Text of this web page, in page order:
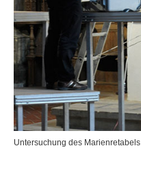
Untersuchung des